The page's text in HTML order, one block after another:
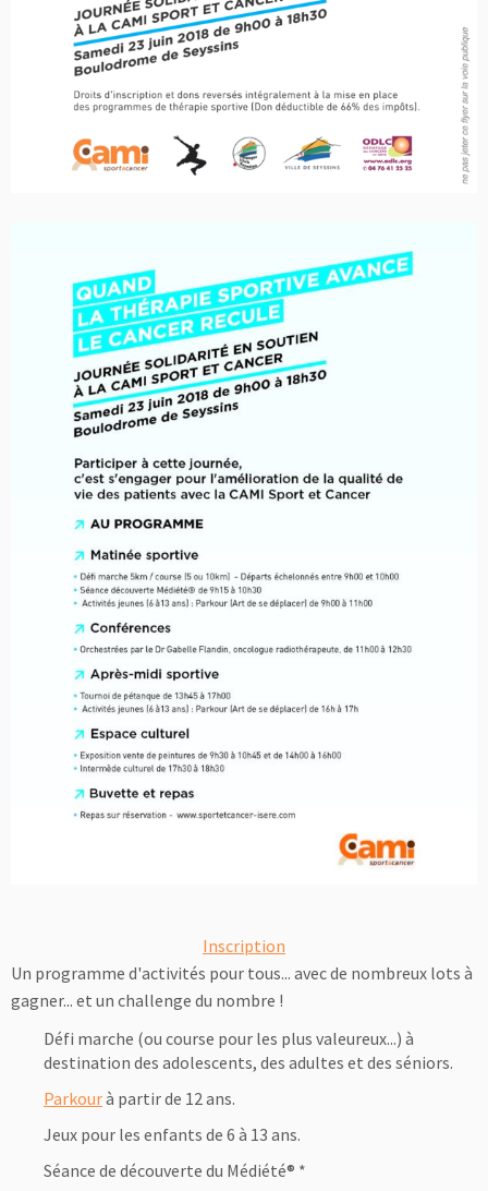
Inscription
Un programme d'activités pour tous... avec de nombreux lots à
gagner... et un challenge du nombre !
Défi marche (ou course pour les plus valeureux...) à
destination des adolescents, des adultes et des séniors.
Parkourà partir de 12 ans.
Jeux pour les enfants de 6 à 13 ans.
Séance de découverte du Médiété® *